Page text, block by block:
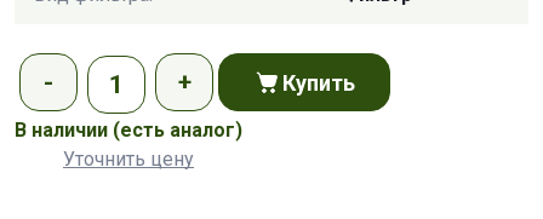
Купить
В наличии (есть аналог)
Уточнить цену